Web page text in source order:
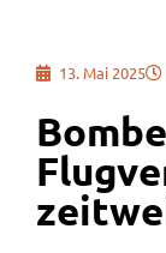
13. Mai 2025